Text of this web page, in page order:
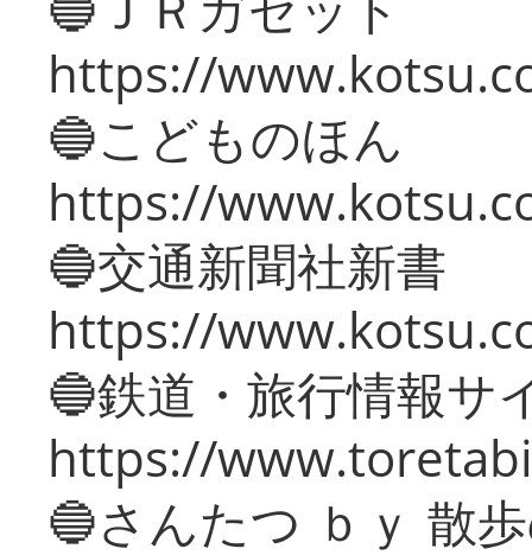
https://
🔵こどものほん
https://
🔵交通新聞社新書
https://
🔵鉄道・旅行情報サ
https://
🔵さんたつ ｂｙ 散